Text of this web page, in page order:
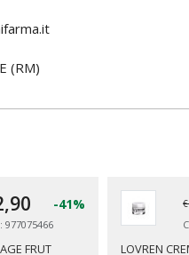
(RM)
90 -41%
977075466
FRUT LOVREN